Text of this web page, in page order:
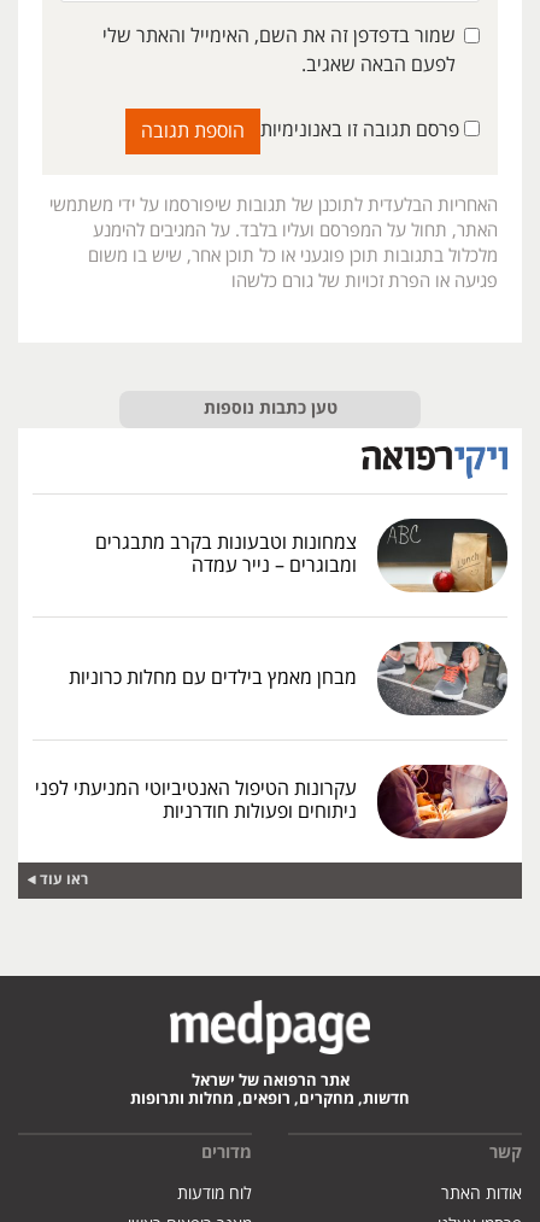
שמור בדפדפן זה את השם, האימייל והאתר שלי
לפעם הבאה שאגיב.
פרסם תגובה זו באנונימיות
האחריות הבלעדית לתוכנן של תגובות שיפורסמו על ידי משתמשי
האתר, תחול על המפרסם ועליו בלבד. על המגיבים להימנע
מלכלול בתגובות תוכן פוגעני או כל תוכן אחר, שיש בו משום
פגיעה או הפרת זכויות של גורם כלשהו
טען כתבות נוספות
צמחונות וטבעונות בקרב מתבגרים
ומבוגרים – נייר עמדה
מבחן מאמץ בילדים עם מחלות כרוניות
עקרונות הטיפול האנטיביוטי המניעתי לפני
ניתוחים ופעולות חודרניות
ראו עוד
אתר הרפואה של ישראל
חדשות, מחקרים, רופאים, מחלות ותרופות
קשר
אודות האתר
מדורים
לוח מודעות